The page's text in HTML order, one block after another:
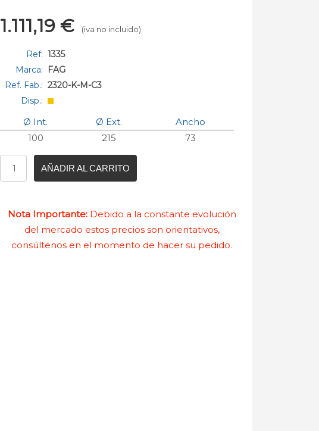
1.111,19 € (iva no incluido)
Ref:1335
Marca: FAG
Ref. Fab.:2320-K-M-C3
Disp.:
Ø Int. Ø Ext.
Ancho
100
215 73
AÑADIR AL CARRITO
Nota Importante:Debido a la constante evolución
del mercado estos precios son orientativos,
consúltenos en el momento de hacer su pedido.